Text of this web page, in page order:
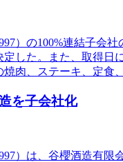
）の100%連結子会
した。また、取得日
肉、ステーキ、定食
を子会社化
）は、谷櫻酒造有